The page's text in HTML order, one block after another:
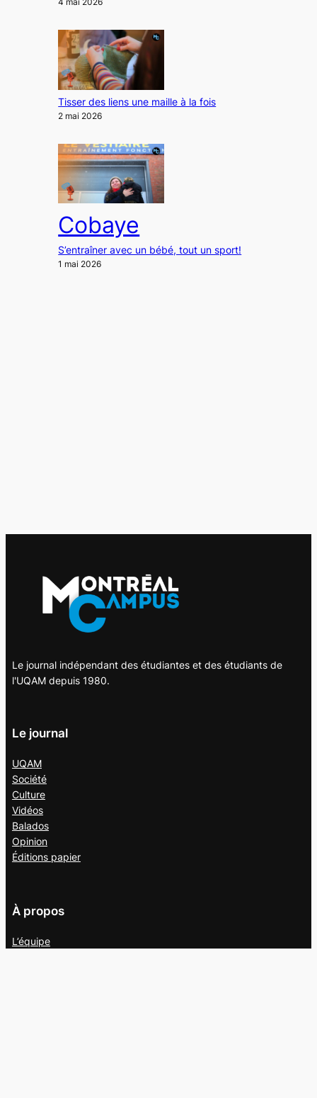
4 mai 2026
Tisser des liens une maille à la fois
2 mai 2026
Cobaye
S’entraîner avec un bébé, tout un sport!
1 mai 2026
Le journal indépendant des étudiantes et des étudiants de
l'UQAM depuis 1980.
Le journal
UQAM
Société
Culture
Vidéos
Balados
Opinion
Éditions papier
À propos
L’équipe